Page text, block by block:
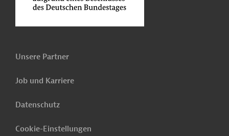
Unsere Partner
Job und Karriere
Datenschutz
Cookie-Einstellungen